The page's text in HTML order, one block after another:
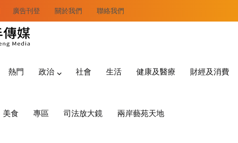
廣告刊登 關於我們 聯絡我們
熱門 政治 社會 生活 健康及醫療 財經及消費
美食 專區 司法放大鏡 兩岸藝苑天地